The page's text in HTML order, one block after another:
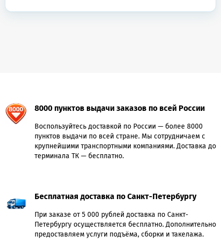
8000 пунктов выдачи заказов по всей России
Воспользуйтесь доставкой по России — более 8000
пунктов выдачи по всей стране. Мы сотрудничаем с
крупнейшими транспортными компаниями. Доставка до
терминала ТК — бесплатно.
Бесплатная доставка по Санкт-Петербургу
При заказе от 5 000 рублей доставка по Санкт-
Петербургу осуществляется бесплатно. Дополнительно
предоставляем услуги подъёма, сборки и такелажа.